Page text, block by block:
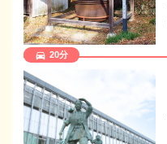
directions_car 20分